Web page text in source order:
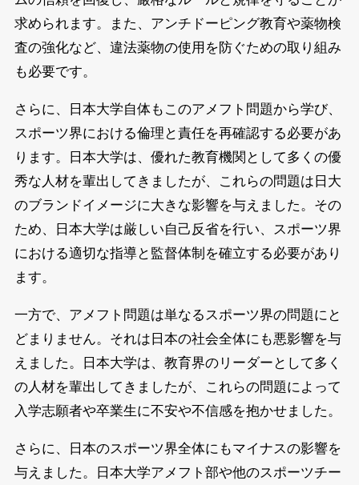
求められます。また、アンチドーピング教育や薬物検
査の強化など、違法薬物の使用を防ぐための取り組み
も必要です。
さらに、日本大学自体もこのアメフト問題から学び、
スポーツ界における倫理と責任を再確認する必要があ
ります。日本大学は、優れた教育機関として多くの優
秀な人材を輩出してきましたが、これらの問題は日大
のブランドイメージに大きな影響を与えました。その
ため、日本大学は厳しい自己反省を行い、スポーツ界
における適切な指導と監督体制を確立する必要があり
ます。
一方で、アメフト問題は単なるスポーツ界の問題にと
どまりません。それは日本の社会全体にも悪影響を与
えました。日本大学は、教育界のリーダーとして多く
の人材を輩出してきましたが、これらの問題によって
入学志願者や卒業生に不安や不信感を抱かせました。
さらに、日本のスポーツ界全体にもマイナスの影響を
与えました。日本大学アメフト部や他のスポーツチー